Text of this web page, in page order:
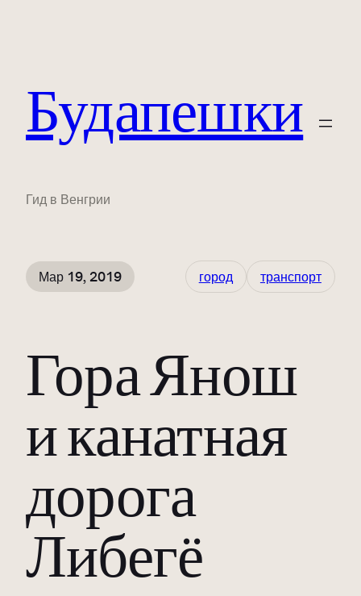
Будапешки
Гид в Венгрии
Мар 19, 2019 город транспорт
Гора Янош
и канатная
дорога
Либегё